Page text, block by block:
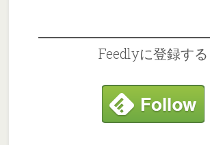
Feedlyに登録する